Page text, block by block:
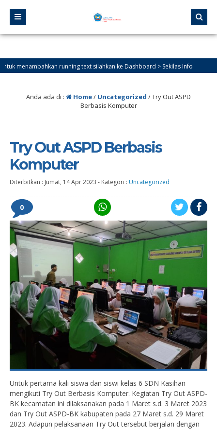
running text silahkan ke Dashboard > Sekilas Info
Anda ada di : Home/ Uncategorized /Try Out ASPD
Berbasis Komputer
Try Out ASPD Berbasis
Komputer
Diterbitkan : Jumat, 14 Apr 2023 - Kategori : Uncategorized
0
Untuk pertama kali siswa dan siswi kelas 6 SDN Kasihan
mengikuti Try Out Berbasis Komputer. Kegiatan Try Out ASPD-
BK kecamatan ini dilaksanakan pada 1 Maret s.d. 3 Maret 2023
dan Try Out ASPD-BK kabupaten pada 27 Maret s.d. 29 Maret
2023. Adapun pelaksanaan Try Out tersebut berjalan dengan